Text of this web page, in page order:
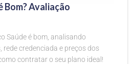
Bom? Avaliação
Saúde é bom, analisando
rede credenciada e preços dos
contratar o seu plano ideal!